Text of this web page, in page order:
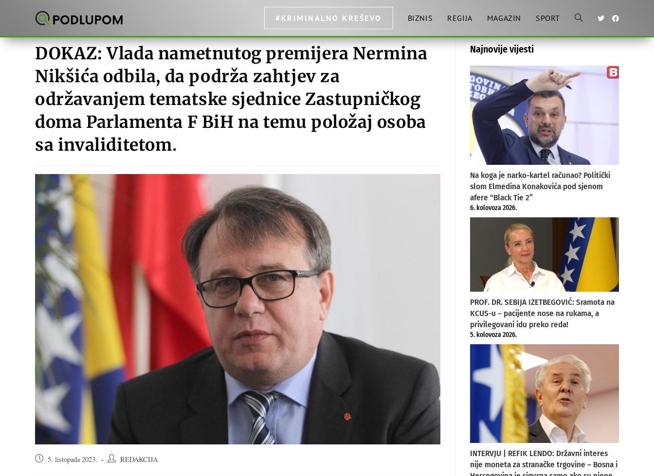
#KRIMINALNO KREŠEVO BIZNIS REGIJA MAGAZIN SPORT Toggle
DOKAZ: Vlada nametnutog premijera Nermina
Nikšića odbila, da podrža zahtjev za
održavanjem tematske sjednice Zastupničkog
doma Parlamenta F BiH na temu položaj osoba
sa invaliditetom.
Objava5. listopada 2023.
AutorREDAKCIJA
Najnovije vijesti
Na koga je narko-kartel računao? Politički
slom Elmedina Konakovića pod sjenom
afere “Black Tie 2”
6. kolovoza 2026.
PROF. DR. SEBIJA IZETBEGOVIĆ: Sramota na
KCUS-u – pacijente nose na rukama, a
privilegovani idu preko reda!
5. kolovoza 2026.
INTERVJU | REFIK LENDO: Državni interes
nije moneta za stranačke trgovine – Bosna i